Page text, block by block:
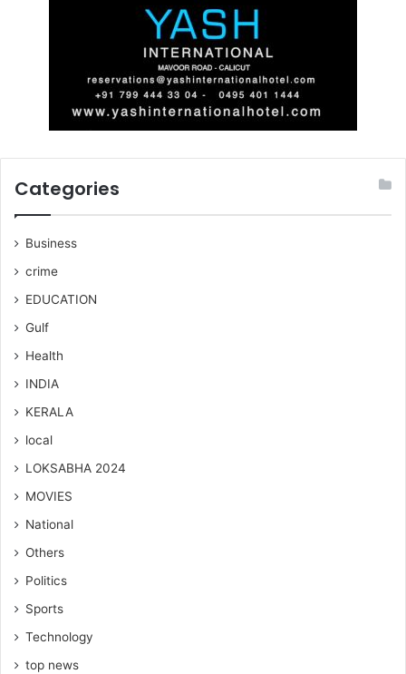
Categories
Business
crime
EDUCATION
Gulf
Health
INDIA
KERALA
local
LOKSABHA 2024
MOVIES
National
Others
Politics
Sports
Technology
top news